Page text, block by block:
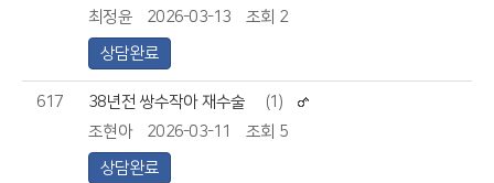
최정윤
2026-03-13
조회 2
상담완료
617 38년전 쌍수작아 재수술
(1)
조현아
2026-03-11
조회 5
상담완료